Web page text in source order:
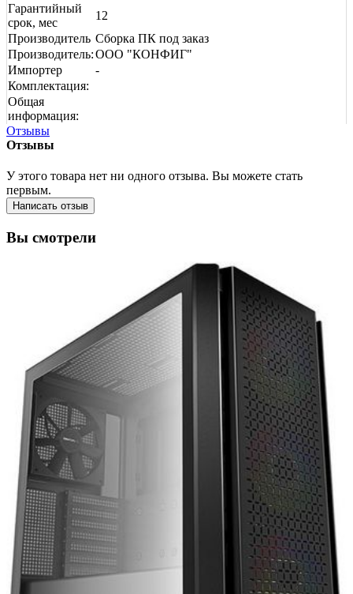
Гарантийный
срок, мес
12
Производитель Сборка ПК под заказ
Производитель:ООО "КОНФИГ"
Импортер
-
Комплектация:
Общая
информация:
Отзывы
Отзывы
У этого товара нет ни одного отзыва. Вы можете стать
первым.
Написать отзыв
Вы смотрели